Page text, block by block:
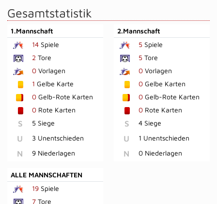
Gesamtstatistik
1.Mannschaft
14 Spiele
2 Tore
0 Vorlagen
1 Gelbe Karte
0 Gelb-Rote Karten
0 Rote Karten
S 5 Siege
U 3 Unentschieden
N 9 Niederlagen
2.Mannschaft
5 Spiele
5 Tore
0Vorlagen
0Gelbe Karten
0Gelb-Rote Karten
0Rote Karten
S 4 Siege
U 1 Unentschieden
N 0 Niederlagen
ALLE MANNSCHAFTEN
19 Spiele
7 Tore